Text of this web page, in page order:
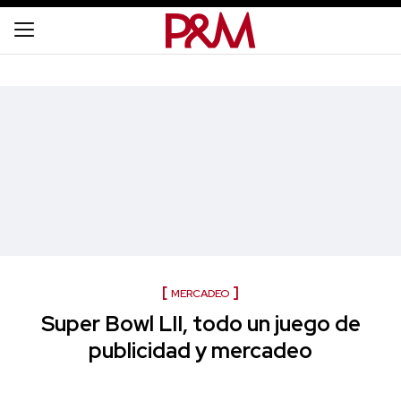
MERCADEO
Super Bowl LII, todo un juego de
publicidad y mercadeo